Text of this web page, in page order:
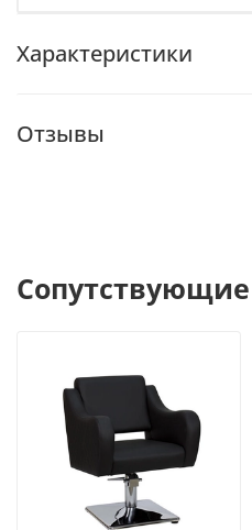
Характеристики
Отзывы